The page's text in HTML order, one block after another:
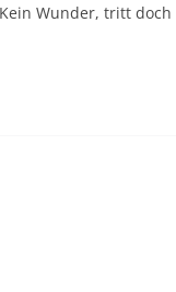
Wunder, tritt doch